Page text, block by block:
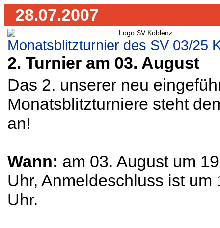
28.07.2007
Monatsblitzturnier des SV 03/25
2. Turnier am 03. August
Das 2. unserer neu
Monatsblitzturniere steht
an!
Wann: am 03. August um
Uhr, Anmeldeschluss ist um
Uhr.